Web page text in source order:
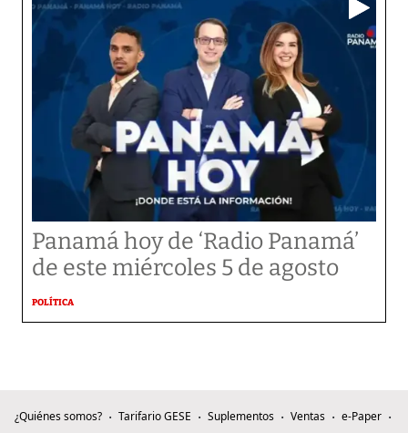
Panamá hoy de ‘Radio Panamá’
de este miércoles 5 de agosto
POLÍTICA
¿Quiénes somos? Tarifario GESE Suplementos Ventas
e-Paper